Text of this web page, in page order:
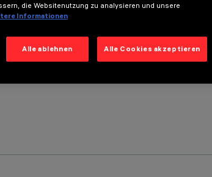
die Websitenutzung zu analysieren und unsere
Informationen
Alle ablehnen Alle Cookies akzeptieren